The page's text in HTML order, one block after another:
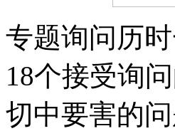
专题询问历
18个接受询
切中要害的